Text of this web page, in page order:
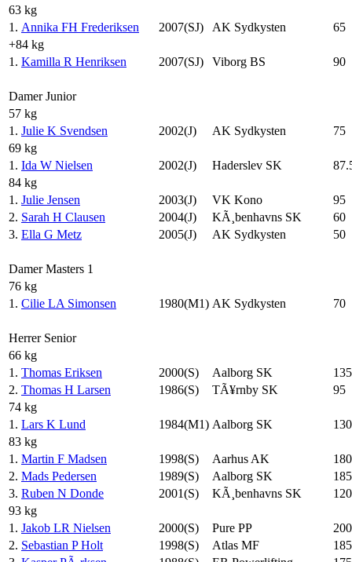
63 kg
1. Annika FH Frederiksen 2007(SJ) AK Sydkysten
65
+84 kg
1. Kamilla R Henriksen 2007(SJ) Viborg BS 90
Damer Junior
57 kg
1. Julie K Svendsen 2002(J) AK Sydkysten
75
69 kg
1. Ida W Nielsen 2002(J) Haderslev SK
84 kg
1. Julie Jensen 2003(J) VK Kono
95
2. Sarah H Clausen 2004(J) KÃ¸benhavns SK
60
3. Ella G Metz 2005(J) AK Sydkysten 50
Damer Masters 1
76 kg
1. Cilie LA Simonsen 1980(M1) AK Sydkysten 70
Herrer Senior
66 kg
1. Thomas Eriksen 2000(S) Aalborg SK
135
2. Thomas H Larsen 1986(S) TÃ¥rnby SK
95
74 kg
1. Lars K Lund 1984(M1) Aalborg SK
130
83 kg
1. Martin F Madsen 1998(S) Aarhus AK
180
2. Mads Pedersen 1989(S) Aalborg SK
185
3. Ruben N Donde 2001(S) KÃ¸benhavns SK
120
93 kg
1. Jakob LR Nielsen 2000(S) Pure PP
200
2. Sebastian P Holt 1998(S) Atlas MF
185